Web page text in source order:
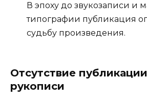
В эпоху до звукозаписи и
типографии публикация
судьбу произведения.
Отсутствие
рукописи